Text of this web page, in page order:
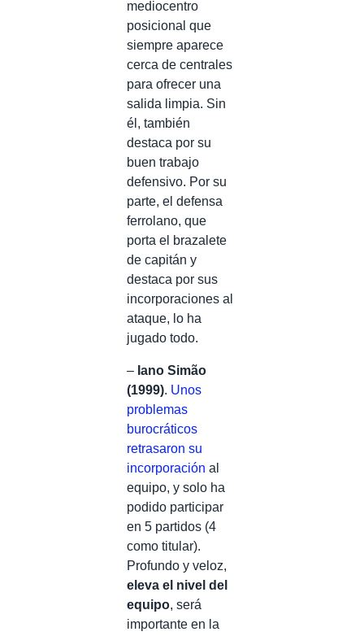
mediocentro
posicional que
siempre aparece
cerca de centrales
para ofrecer una
salida limpia. Sin
él, también
destaca por su
buen trabajo
defensivo. Por su
parte, el defensa
ferrolano, que
porta el brazalete
de capitán y
destaca por sus
incorporaciones al
ataque, lo ha
jugado todo.
– Iano Simão
(1999). Unos
problemas
burocráticos
retrasaron su
incorporación al
equipo, y solo ha
podido participar
en 5 partidos (4
como titular).
Profundo y veloz,
eleva el nivel del
equipo, será
importante en la